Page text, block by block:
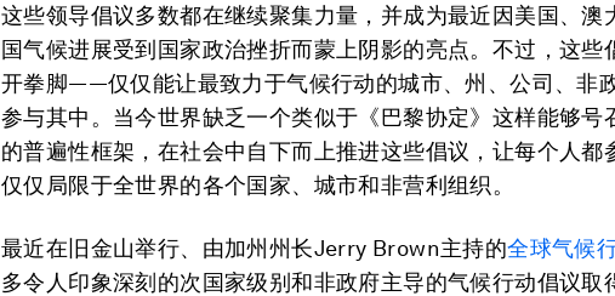
这些领导倡议多数都在继续聚集力量，并成为最近因美国、澳
国气候进展受到国家政治挫折而蒙上阴影的亮点。不过，这些
开拳脚——仅仅能让最致力于气候行动的城市、州、公司、非
参与其中。当今世界缺乏一个类似于《巴黎协定》这样能够号
的普遍性框架，在社会中自下而上推进这些倡议，让每个人都
仅仅局限于全世界的各个国家、城市和非营利组织。
最近在旧金山举行、由加州州长Jerry Brown主持的全球气候
多令人印象深刻的次国家级别和非政府主导的气候行动倡议取